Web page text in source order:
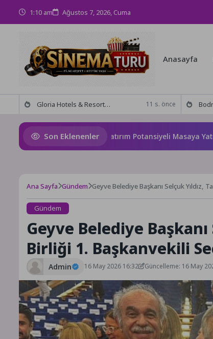
1:10 am Ağustos 7, 2026, Cuma
Anasayfa
Gloria Hotels & Resorts, Ödüllü bar Panda & Sons ile unutulmaz bir Miksoloji Gecesine İmza Attı 11 s. önce Bodrum’da anlamlı
Son Eklenenler
Geleceği ve Yatırım Potansiyeli Masaya Yatırıldı
Ana Sayfa Gündem Geyve Belediye Başkanı Selçuk Yıldız,
Gündem
Geyve Belediye
Birliği 1. Başkanvekili
Admin 16 May 2026 16:32 Güncelleme: 16 May